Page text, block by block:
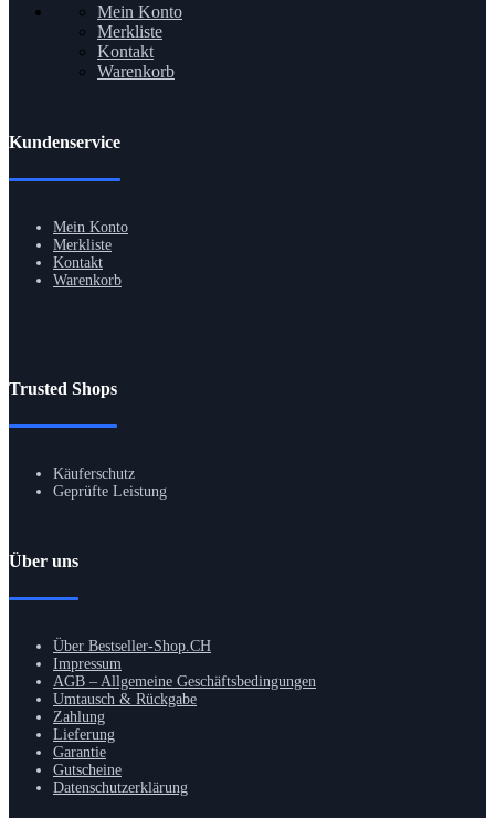
Mein Konto
Merkliste
Kontakt
Warenkorb
Kundenservice
Mein Konto
Merkliste
Kontakt
Warenkorb
Trusted Shops
Käuferschutz
Geprüfte Leistung
Über uns
Über Bestseller-Shop.CH
Impressum
AGB – Allgemeine Geschäftsbedingungen
Umtausch & Rückgabe
Zahlung
Lieferung
Garantie
Gutscheine
Datenschutzerklärung